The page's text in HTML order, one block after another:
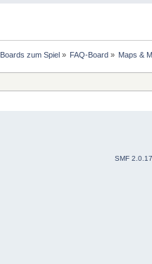
Boards zum Spiel» FAQ-Board» Maps &
SMF 2.0.17